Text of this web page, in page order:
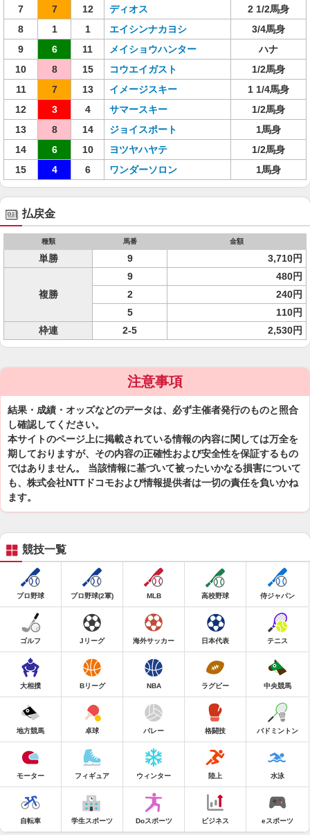
7
7 12 ディオス
2 1/2馬身
8
1 1 エイシンナカヨシ
3/4馬身
9
6 11 メイショウハンター
ハナ
10
8 15 コウエイガスト
1/2馬身
11
7 13 イメージスキー
1 1/4馬身
12
3 4 サマースキー
1/2馬身
13
8 14 ジョイスポート
1馬身
14
6 10 ヨツヤハヤテ
1/2馬身
15
4 6 ワンダーソロン 1馬身
払戻金
種類 馬番 金額
単勝 9 3,710円
複勝
9
480円
2
240円
5
110円
枠連
2-5 2,530円
注意事項
結果・成績・オッズなどのデータは、必ず主催者発行のものと照合
し確認してください。
本サイトのページ上に掲載されている情報の内容に関しては万全を
期しておりますが、その内容の正確性および安全性を保証するもの
ではありません。 当該情報に基づいて被ったいかなる損害について
も、株式会社NTTドコモおよび情報提供者は一切の責任を負いかね
ます。
競技一覧
プロ野球 プロ野球(2軍) MLB 高校野球 侍ジャパン
ゴルフ Jリーグ 海外サッカー 日本代表 テニス
大相撲 Bリーグ NBA ラグビー 中央競馬
地方競馬 卓球 バレー 格闘技 バドミントン
モーター フィギュア ウィンター 陸上 水泳
自転車 学生スポーツ Doスポーツ ビジネス eスポーツ